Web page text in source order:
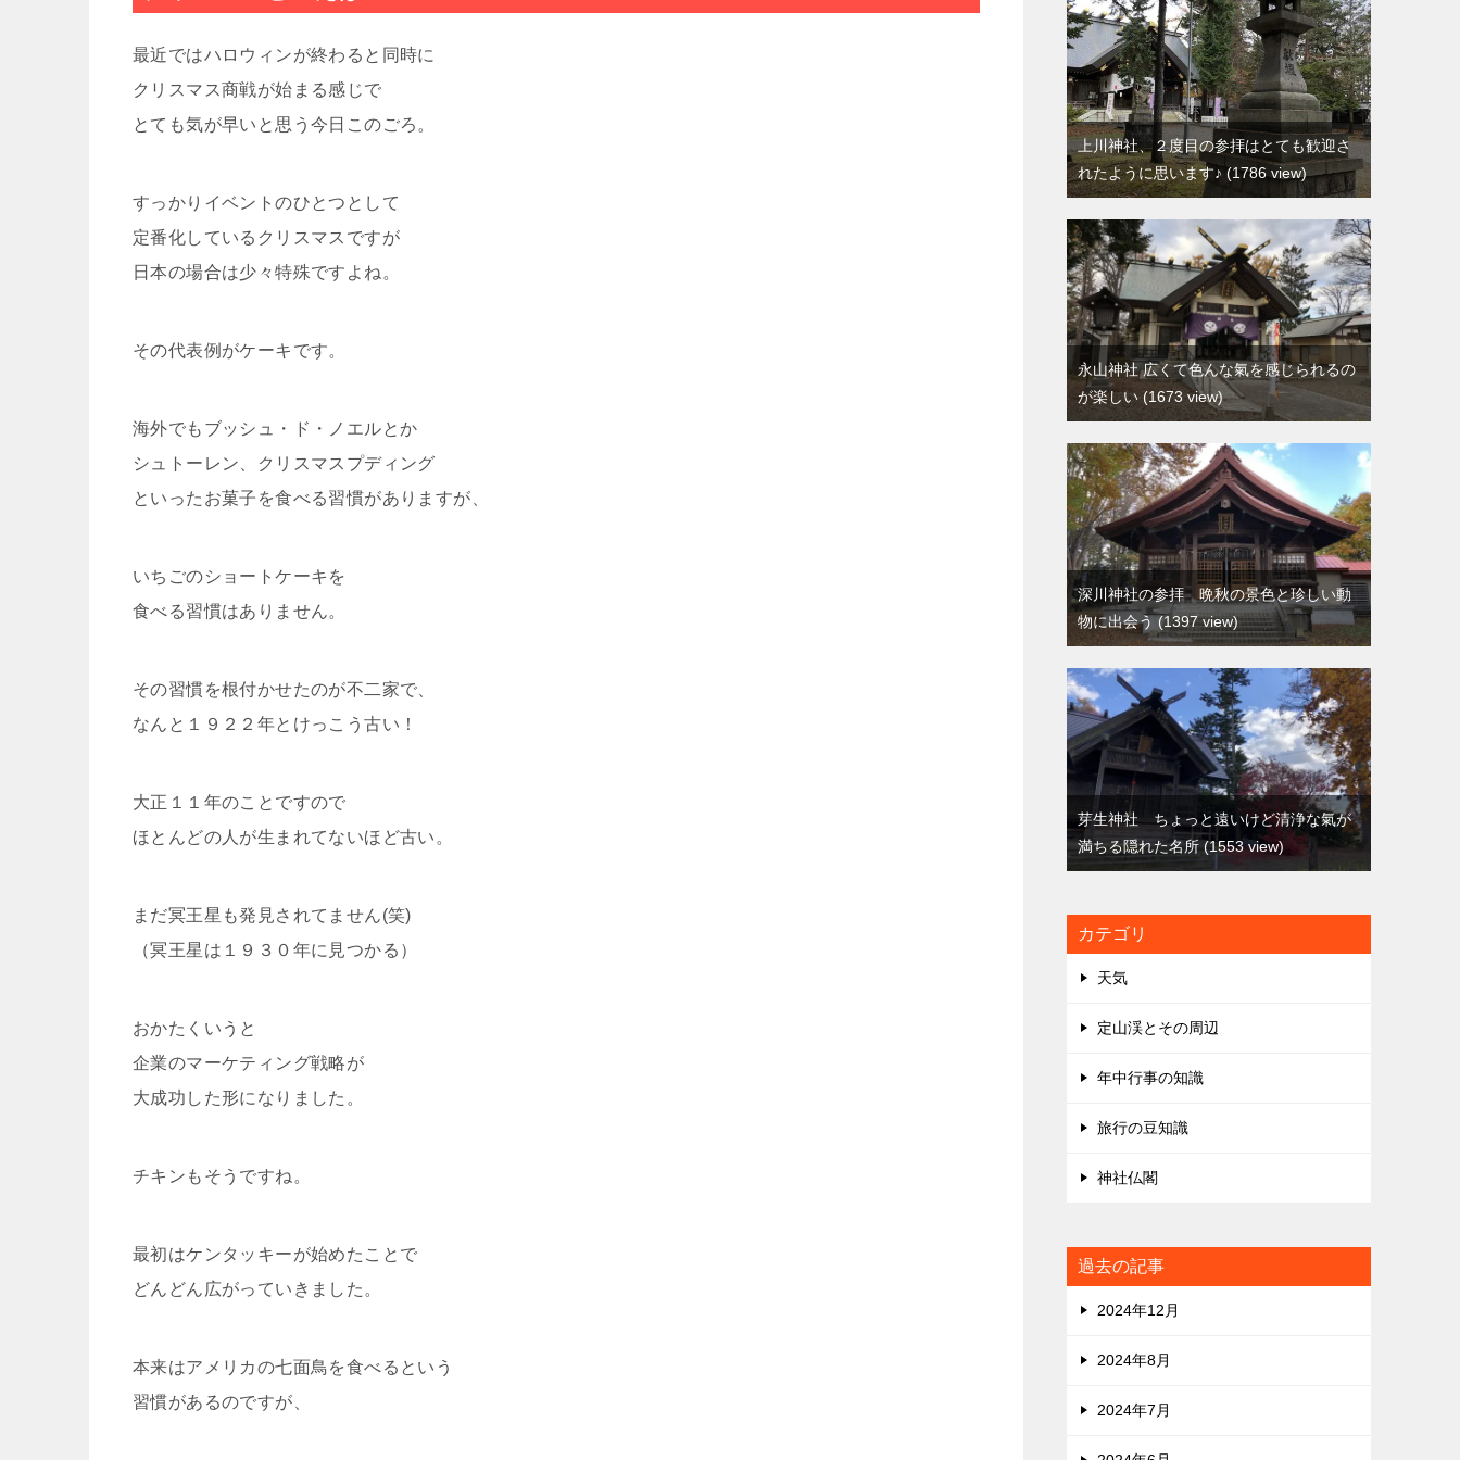
最近ではハロウィンが終わると同時に
クリスマス商戦が始まる感じで
とても気が早いと思う今日このごろ。
すっかりイベントのひとつとして
定番化しているクリスマスですが
日本の場合は少々特殊ですよね。
その代表例がケーキです。
海外でもブッシュ・ド・ノエルとか
シュトーレン、クリスマスプディング
といったお菓子を食べる習慣がありますが、
いちごのショートケーキを
食べる習慣はありません。
その習慣を根付かせたのが不二家で、
なんと１９２２年とけっこう古い！
大正１１年のことですので
ほとんどの人が生まれてないほど古い。
まだ冥王星も発見されてません(笑)
（冥王星は１９３０年に見つかる）
おかたくいうと
企業のマーケティング戦略が
大成功した形になりました。
チキンもそうですね。
最初はケンタッキーが始めたことで
どんどん広がっていきました。
本来はアメリカの七面鳥を食べるという
習慣があるのですが、
上川神社、２度目の参拝はとても歓迎さ
れたように思います♪
1786 view
永山神社 広くて色んな氣を感じられるの
が楽しい
1673 view
深川神社の参拝 晩秋の景色と珍しい動
物に出会う
1397 view
芽生神社 ちょっと遠いけど清浄な氣が
満ちる隠れた名所 1553 view
カテゴリ
天気
定山渓とその周辺
年中行事の知識
旅行の豆知識
神社仏閣
過去の記事
2024年12月
2024年8月
2024年7月